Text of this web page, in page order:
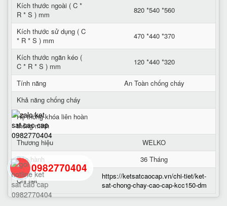
Kích thước ngoài ( C *
R * S ) mm
820 *540 *560
Kích thước sử dụng ( C
* R * S ) mm
470 *440 *370
Kích thước ngăn kéo (
C * R * S ) mm
120 *440 *320
Tính năng
An Toàn chống cháy
Khả năng chống cháy
Hệ thống khóa liên hoàn
thông minh
Thương hiệu
WELKO
Bảo hành
36 Tháng
Chi tiết
https://ketsatcaocap.vn/chi-tiet/ket-
sat-chong-chay-cao-cap-kcc150-dm
0982770404
back